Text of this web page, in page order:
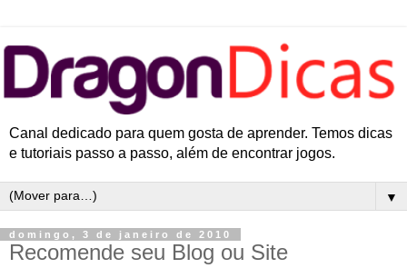
Canal dedicado para quem gosta de aprender. Temos dicas
e tutoriais passo a passo, além de encontrar jogos.
▼
domingo, 3 de janeiro de 2010
Recomende seu Blog ou Site